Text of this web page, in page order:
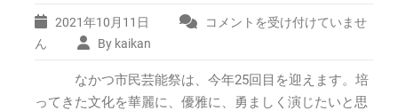
2021年10月11日
第
な
か
コメントを受け付けていませ
ん
By kaikan
なかつ市民芸能祭は、今年25回目を迎えます。培
ってきた文化を華麗に、優雅に、勇ましく演じたいと思